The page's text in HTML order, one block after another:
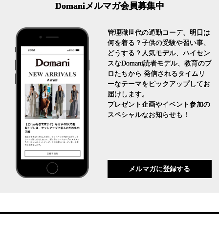
Domaniメルマガ会員募集中
管理職世代の通勤コーデ、明日は
何を着る？子供の受験や習い事、
どうする？人気モデル、ハイセン
スなDomani読者モデル、教育のプ
ロたちから 発信されるタイムリ
ーなテーマをピックアップしてお
届けします。
プレゼント企画やイベント参加の
スペシャルなお知らせも！
メルマガに登録する